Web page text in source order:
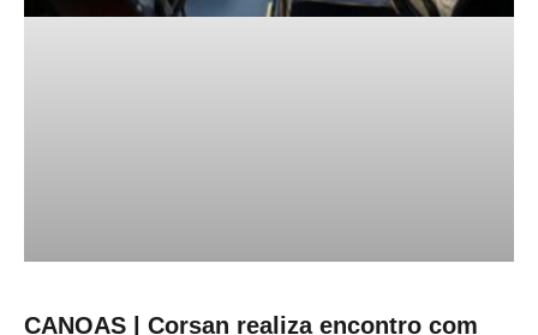
CANOAS | Corsan realiza encontro com